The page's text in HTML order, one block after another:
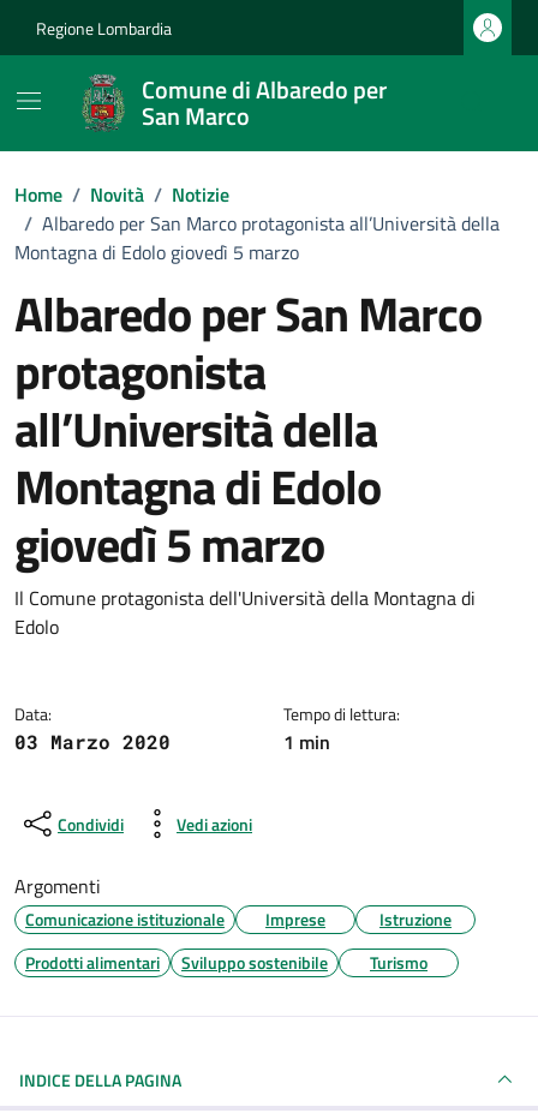
Regione Lombardia
Comune di Albaredo per
San Marco
Home / Novità / Notizie
/ Albaredo per San Marco protagonista all’Università della
Montagna di Edolo giovedì 5 marzo
Albaredo per San Marco
protagonista
all’Università della
Montagna di Edolo
giovedì 5 marzo
Dettagli della notizia
Il Comune protagonista dell'Università della Montagna di
Edolo
Data:
03 Marzo 2020
Tempo di lettura:
1 min
Condividi Vedi azioni
Argomenti
Comunicazione istituzionale Imprese
Istruzione
Prodotti alimentari
Sviluppo sostenibile Turismo
INDICE DELLA PAGINA